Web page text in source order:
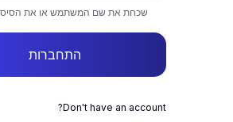
שכחת את שם המשתמש או את
התחברות
Don't have an account?